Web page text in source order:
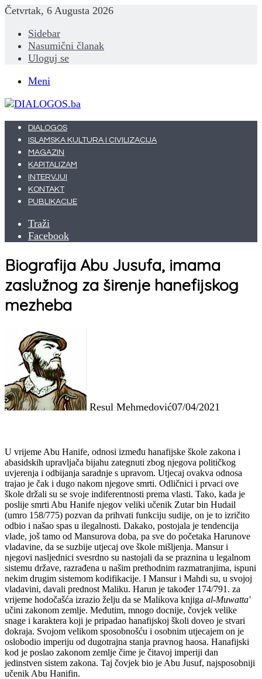
Četvrtak, 6 Augusta 2026
Sidebar
Nasumični članak
Uloguj se
Meni
DIALOGOS
ISLAMSKA KULTURA I CIVILIZACIJA
MAGAZIN
KAPITALIZAM
INTERVJUI
KONTAKT
PUBLIKACIJE
Traži
Facebook
Biografija Abu Jusufa, imama
zaslužnog za širenje hanefijskog
mezheba
Resul Mehmedović07/04/2021
U vrijeme Abu Hanife, odnosi između hanafijske škole zakona i
abasidskih upravljača bijahu zategnuti zbog njegova političkog
uvjerenja i odbijanja saradnje s upravom. Utjecaj ovakva odnosa
trajao je čak i dugo nakom njegove smrti. Odličnici i prvaci ove
škole držali su se svoje indiferentnosti prema vlasti. Tako, kada je
poslije smrti Abu Hanife njegov veliki učenik Zutar bin Hudail
(umro 158/775) pozvan da prihvati funkciju sudije, on je to izričito
odbio i našao spas u ilegalnosti. Dakako, postojala je tendencija
vlade, još tamo od Mansurova doba, pa sve do početaka Harunove
vladavine, da se suzbije utjecaj ove škole mišljenja. Mansur i
njegovi nasljednici svesrdno su nastojali da se praznina u legalnom
sistemu države, razrađena u našim prethodnim razmatranjima, ispuni
nekim drugim sistemom kodifikacije. I Mansur i Mahdi su, u svojoj
vladavini, davali prednost Maliku. Harun je također 174/791. za
vrijeme hodočašća izrazio želju da se Malikova knjiga al-Muwatta'
učini zakonom zemlje. Međutim, mnogo docnije, čovjek velike
snage i karaktera koji je pripadao hanafijskoj školi doveo je stvari
dokraja. Svojom velikom sposobnošću i osobnim utjecajem on je
oslobodio imperiju od dugotrajna stanja pravnog haosa. Hanafijski
kod je poslao zakonom zemlje čime je čitavoj imperiji dan
jedinstven sistem zakona. Taj čovjek bio je Abu Jusuf, najsposobniji
učenik Abu Hanifin.